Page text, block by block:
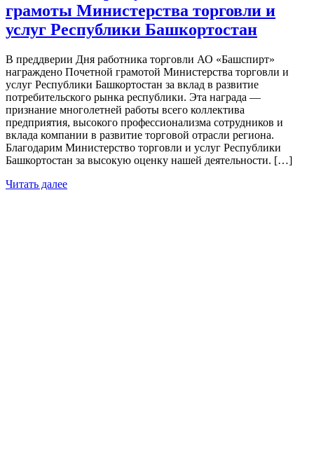
грамоты Министерства торговли и
услуг Республики Башкортостан
В преддверии Дня работника торговли АО «Башспирт»
награждено Почетной грамотой Министерства торговли и
услуг Республики Башкортостан за вклад в развитие
потребительского рынка республики. Эта награда —
признание многолетней работы всего коллектива
предприятия, высокого профессионализма сотрудников и
вклада компании в развитие торговой отрасли региона.
Благодарим Министерство торговли и услуг Республики
Башкортостан за высокую оценку нашей деятельности. […]
Читать далее